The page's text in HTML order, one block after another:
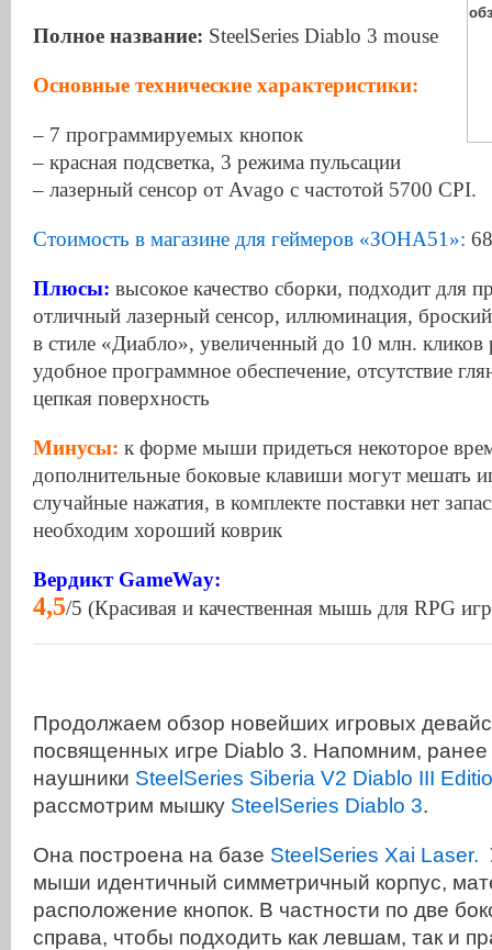
Полное название: SteelSeries Diablo 3 mouse
Основные технические характеристики:
– 7 программируемых кнопок
– красная подсветка, 3 режима пульсации
– лазерный сенсор от Avago с частотой 5700 CPI.
Стоимость в магазине для геймеров «ЗОНА51»:
Плюсы: высокое качество сборки, подходит для
отличный лазерный сенсор, иллюминация,
в стиле «Диабло», увеличенный до 10 млн. кликов
удобное программное обеспечение, отсутствие
цепкая поверхность
Минусы: к форме мыши придеться некоторое
дополнительные боковые клавиши могут мешать
случайные нажатия, в комплекте поставки нет
необходим хороший коврик
Вердикт GameWay:
4,5/5 (Красивая и качественная мышь для RPG
Продолжаем обзор новейших игровых
посвященных игре Diablo 3. Напомним, ранее
наушники SteelSeries Siberia V2 Diablo III
рассмотрим мышку SteelSeries Diablo 3.
Она построена на базе SteelSeries Xai Laser.
мыши идентичный симметричный корпус,
расположение кнопок. В частности по две
справа, чтобы подходить как левшам, так и